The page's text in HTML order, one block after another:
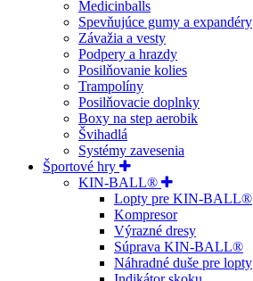
Medicinballs
Spevňujúce gumy a expandéry
Závažia a vesty
Podpery a hrazdy
Posilňovanie kolies
Trampolíny
Posilňovacie doplnky
Boxy na step aerobik
Švihadlá
Systémy zavesenia
Športové hry
KIN-BALL®
Lopty pre KIN-BALL®
Kompresor
Výrazné dresy
Súprava KIN-BALL®
Náhradné duše pre lopty